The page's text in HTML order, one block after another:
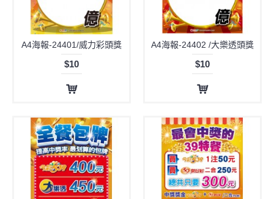
A4海報-24401/威力彩頭獎
$10
A4海報-24402 /大樂透頭獎
$10